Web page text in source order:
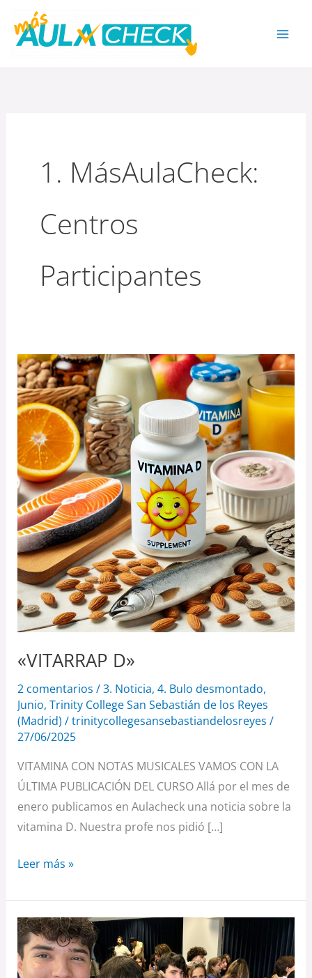
contenido
1. MásAulaCheck:
Centros
Participantes
«VITARRAP D»
2 comentarios /3. Noticia, 4. Bulo desmontado,
Junio, Trinity College San Sebastián de los Reyes
(Madrid) /trinitycollegesansebastiandelosreyes /
27/06/2025
VITAMINA CON NOTAS MUSICALES VAMOS CON LA
ÚLTIMA PUBLICACIÓN DEL CURSO Allá por el mes de
enero publicamos en Aulacheck una noticia sobre la
vitamina D. Nuestra profe nos pidió […]
«VITARRAP
D»
Leer más »
Desde
Extremadura
con